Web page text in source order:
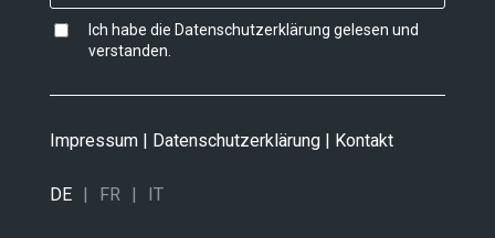
Ich habe die Datenschutzerklärung gelesen und
verstanden.
Impressum Datenschutzerklärung Kontakt
DE FR IT